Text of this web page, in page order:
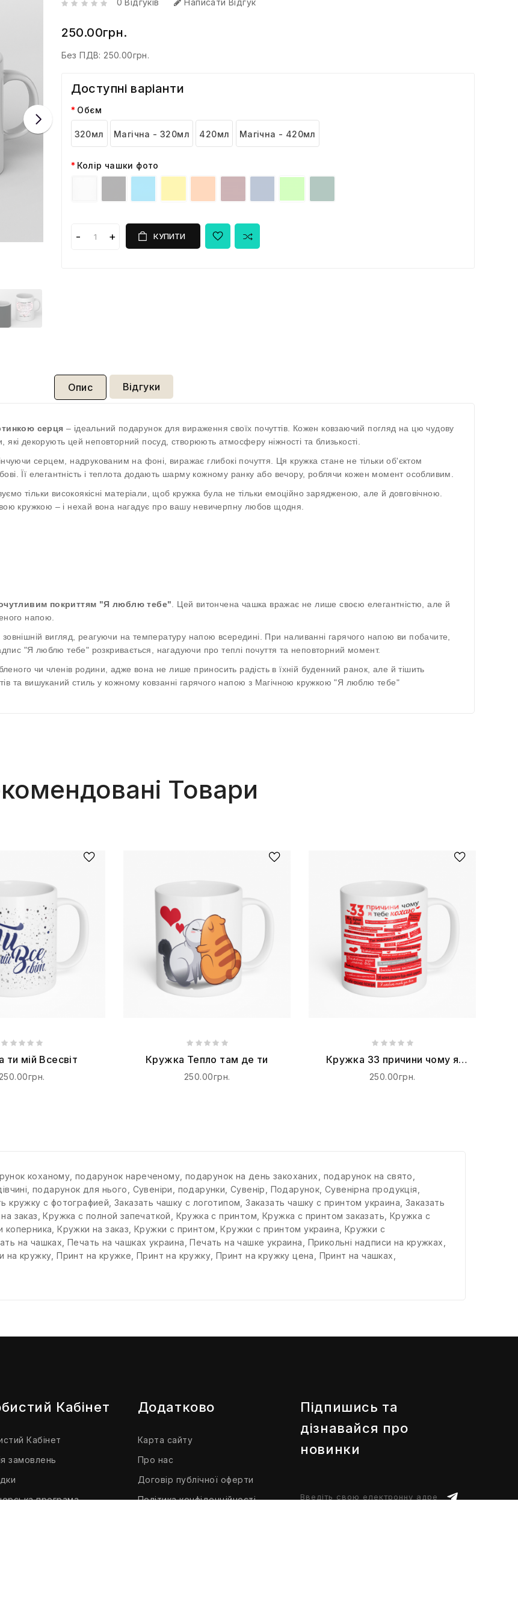
0 Відгуків Написати Відгук
250.00грн.
Без ПДВ: 250.00грн.
Доступні варіанти
Обєм
320мл Магічна - 320мл 420мл Магічна - 420мл
Колір чашки фото
КУПИТИ
Опис Відгуки
серця – ідеальний подарунок для вираження своїх почуттів. Кожен ковзаючий погляд на цю чудову
декорують цей неповторний посуд, створюють атмосферу ніжності та близькості.
серцем, надрукованим на фоні, виражає глибокі почуття. Ця кружка стане не тільки об'єктом
Її елегантність і теплота додають шарму кожному ранку або вечору, роблячи кожен момент особливим.
тільки високоякісні матеріали, щоб кружка була не тільки емоційно зарядженою, але й довговічною.
кружкою – і нехай вона нагадує про вашу невичерпну любов щодня.
покриттям "Я люблю тебе" . Цей витончена чашка вражає не лише своєю елегантністю, але й
напою.
вигляд, реагуючи на температуру напою всередині. При наливанні гарячого напою ви побачите,
"Я люблю тебе" розкривається, нагадуючи про теплі почуття та неповторний момент.
чи членів родини, адже вона не лише приносить радість в їхній буденний ранок, але й тішить
та вишуканий стиль у кожному ковзанні гарячого напою з Магічною кружкою "Я люблю тебе"
Товари
ти мій Всесвіт
250.00грн.
Кружка Тепло там де ти
250.00грн.
Кружка 33 причини чому я
тебе кохаю
250.00грн.
коханому ,подарунок нареченому подарунок на день закоханих подарунок на свято
,подарунок для нього Сувеніри подарунки Сувенір Подарунок Сувенірна продукція
кружку с фотографией ,Заказать чашку с логотипом ,Заказать чашку с принтом украина Заказать
заказ ,Кружка с полной запечаткой Кружка с принтом Кружка с принтом заказать Кружка с
коперника ,Кружки на заказ ,Кружки с принтом ,Кружки с принтом украина Кружки с
на чашках ,Печать на чашках украина ,Печать на чашке украина Прикольні надписи на кружках
на кружку ,Принт на кружке ,Принт на кружку Принт на кружку цена Принт на чашках
Кабінет
Кабінет
замовлень
програма
Додатково
Карта сайту
Про нас
Договір публічної оферти
Політика конфіденційності
Підпишись та
дізнавайся про
новинки